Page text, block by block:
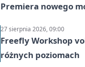
Premiera nowego
27 sierpnia 2026, 09:00
Freefly Workshop
różnych poziomach